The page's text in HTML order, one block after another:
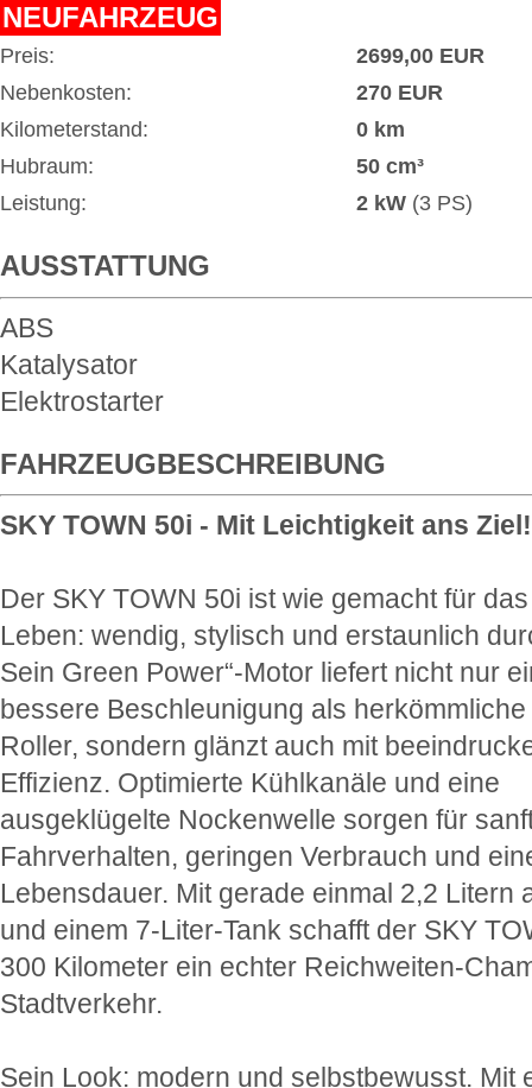
NEUFAHRZEUG
Preis:
2699,00 EUR
Nebenkosten:
270 EUR
Kilometerstand:
0 km
Hubraum:
50 cm³
Leistung:
2 kW (3 PS)
AUSSTATTUNG
ABS
Katalysator
Elektrostarter
FAHRZEUGBESCHREIBUNG
SKY TOWN 50i - Mit Leichtigkeit ans Ziel!
Der SKY TOWN 50i ist wie gemacht für
Leben: wendig, stylisch und erstaunlich
Sein Green Power“-Motor liefert nicht nur
bessere Beschleunigung als
Roller, sondern glänzt auch mit
Effizienz. Optimierte Kühlkanäle und eine
ausgeklügelte Nockenwelle sorgen für
Fahrverhalten, geringen Verbrauch und
Lebensdauer. Mit gerade einmal 2,2 Litern
und einem 7-Liter-Tank schafft der SKY
300 Kilometer ein echter Reichweiten-
Stadtverkehr.
Sein Look: modern und selbstbewusst. Mit